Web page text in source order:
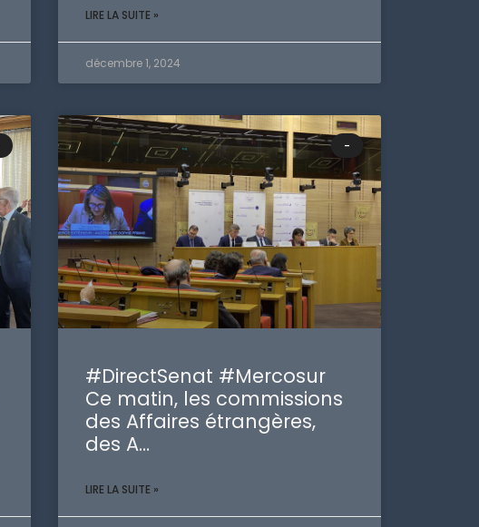
LIRE LA SUITE »
décembre 1, 2024
-
#DirectSenat #Mercosur
Ce matin, les commissions
des Affaires étrangères,
des A…
LIRE LA SUITE »